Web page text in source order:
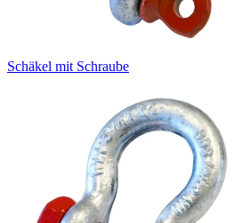
Schäkel mit Schraube